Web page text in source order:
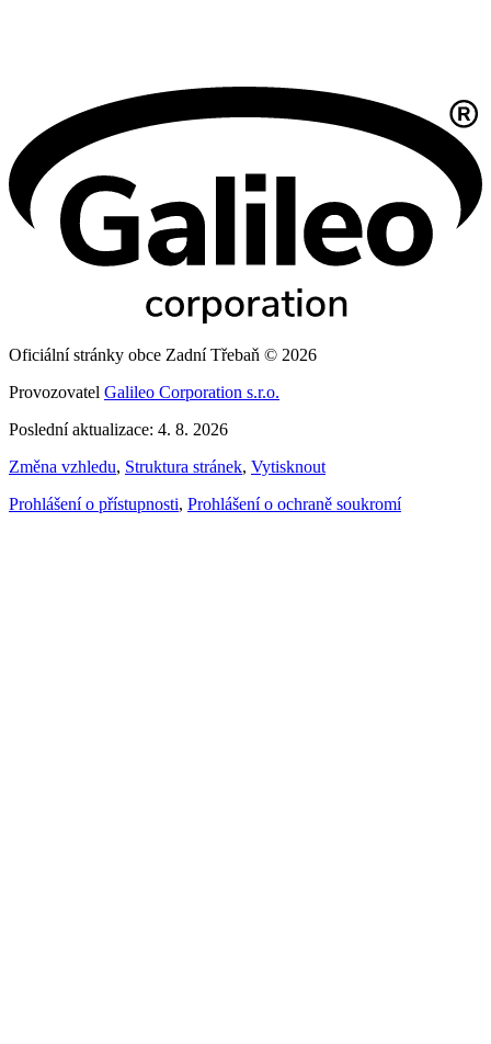
Oficiální stránky obce Zadní Třebaň © 2026
Provozovatel Galileo Corporation s.r.o.
Poslední aktualizace: 4. 8. 2026
Změna vzhledu, Struktura stránek, Vytisknout
Prohlášení o přístupnosti, Prohlášení o ochraně soukromí